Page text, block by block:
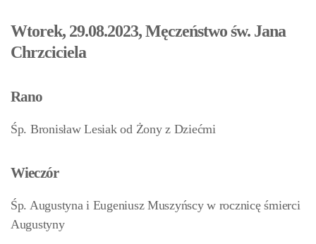
Wtorek, 29.08.2023, Męczeństwo św. Jana
Chrzciciela
Rano
Śp. Bronisław Lesiak od Żony z Dziećmi
Wieczór
Śp. Augustyna i Eugeniusz Muszyńscy w rocznicę śmierci
Augustyny